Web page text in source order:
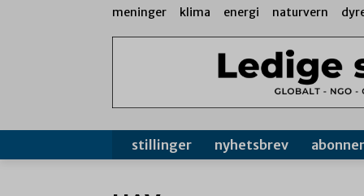
meninger klima energi naturvern
stillinger nyhetsbrev